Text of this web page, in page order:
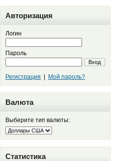
Авторизация
Логин
Пароль
Вход
Регистрация Мой пароль?
Валюта
Выберите тип валюты:
Статистика